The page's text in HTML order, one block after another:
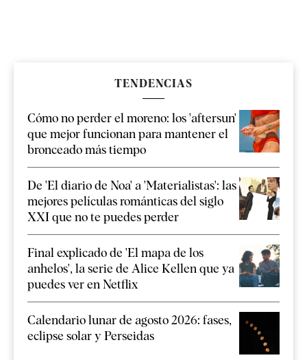
TENDENCIAS
Cómo no perder el moreno: los 'aftersun'
que mejor funcionan para mantener el
bronceado más tiempo
De 'El diario de Noa' a 'Materialistas': las
mejores películas románticas del siglo
XXI que no te puedes perder
Final explicado de 'El mapa de los
anhelos', la serie de Alice Kellen que ya
puedes ver en Netflix
Calendario lunar de agosto 2026: fases,
eclipse solar y Perseidas